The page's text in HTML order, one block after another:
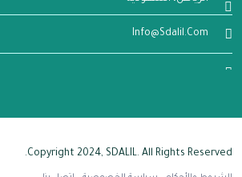
Info@sdalil.com
Copyright 2024, SDALIL. All Rights Reserved.